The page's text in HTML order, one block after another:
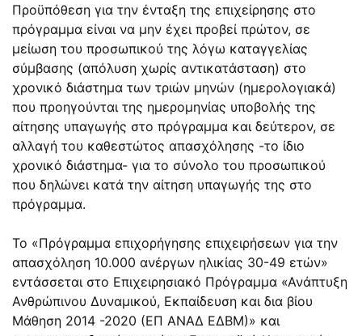
Προϋπόθεση για την ένταξη της επιχείρησης στο
πρόγραμμα είναι να μην έχει προβεί πρώτον, σε
μείωση του προσωπικού της λόγω καταγγελίας
σύμβασης (απόλυση χωρίς αντικατάσταση) στο
χρονικό διάστημα των τριών μηνών (ημερολογιακά)
που προηγούνται της ημερομηνίας υποβολής της
αίτησης υπαγωγής στο πρόγραμμα και δεύτερον, σε
αλλαγή του καθεστώτος απασχόλησης -το ίδιο
χρονικό διάστημα- για το σύνολο του προσωπικού
που δηλώνει κατά την αίτηση υπαγωγής της στο
πρόγραμμα.
To «Πρόγραμμα επιχορήγησης επιχειρήσεων για την
απασχόληση 10.000 ανέργων ηλικίας 30-49 ετών»
εντάσσεται στο Επιχειρησιακό Πρόγραμμα «Ανάπτυξη
Ανθρώπινου Δυναμικού, Εκπαίδευση και δια βίου
Μάθηση 2014 -2020 (ΕΠ ΑΝΑΔ ΕΔΒΜ)» και